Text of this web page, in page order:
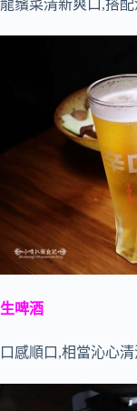
龍鬚菜清新爽口,搭
生啤酒
口感順口,相當沁心